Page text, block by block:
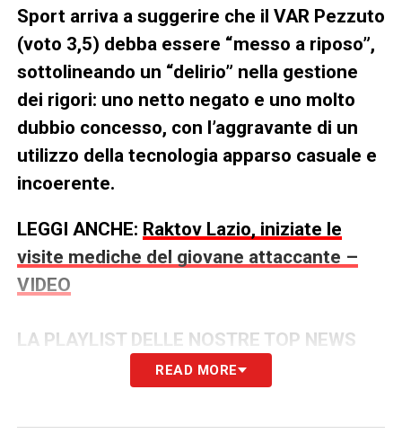
Sport arriva a suggerire che il VAR Pezzuto
(voto 3,5) debba essere “messo a riposo”,
sottolineando un “delirio” nella gestione
dei rigori: uno netto negato e uno molto
dubbio concesso, con l’aggravante di un
utilizzo della tecnologia apparso casuale e
incoerente.
LEGGI ANCHE: Raktov Lazio, iniziate le
visite mediche del giovane attaccante –
VIDEO
LA PLAYLIST DELLE NOSTRE TOP NEWS
READ MORE